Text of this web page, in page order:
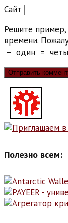
Сайт
Решите пример,
времени.
− один =
Полезно всем: